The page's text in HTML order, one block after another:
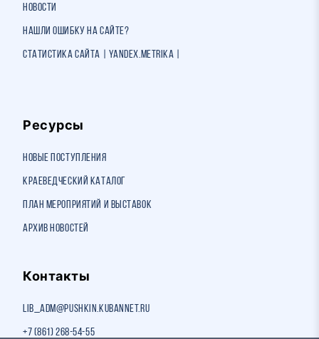
Новости
Нашли ошибку на сайте?
Статистика сайта | Yandex.Metrika |
Ресурсы
Новые поступления
Краеведческий каталог
План мероприятий и выставок
Архив новостей
Контакты
lib_adm@pushkin.kubannet.ru
+7 (861) 268-54-55